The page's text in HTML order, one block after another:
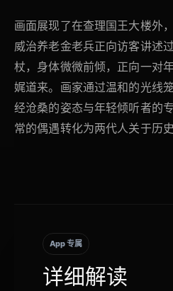
画面展现了在查理国王大楼外
威治养老金老兵正向访客讲述
杖，身体微微前倾，正向一对
娓道来。画家通过温和的光线
经沧桑的姿态与年轻倾听者的
常的偶遇转化为两代人关于历
App 专属
详细解读